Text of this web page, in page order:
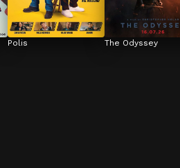
Polis The Odyssey